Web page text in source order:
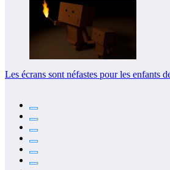
Les écrans sont néfastes pour les enfants